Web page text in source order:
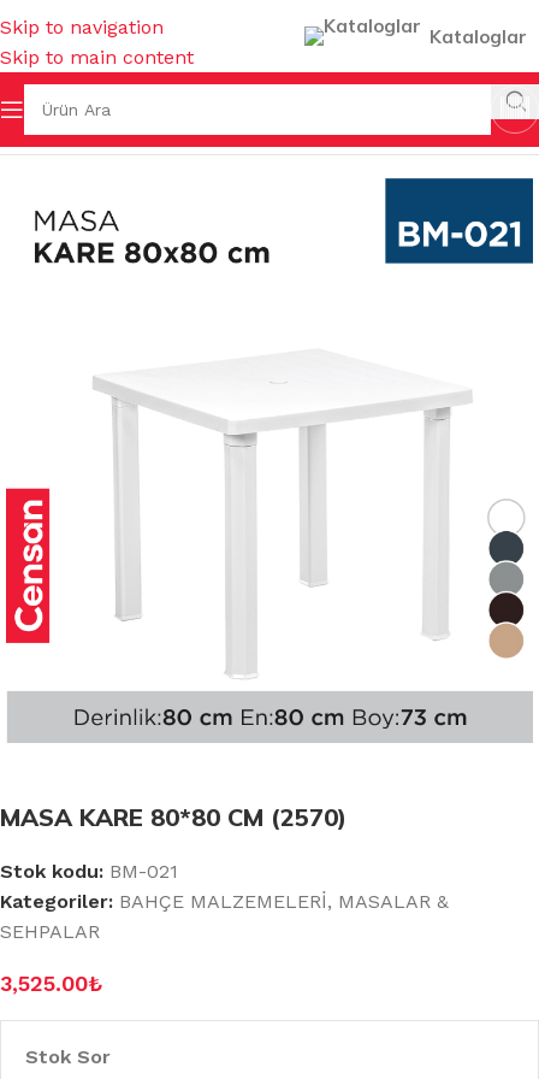
Skip to navigation
Skip to main content
Kataloglar
Ana Sayfa MASALAR & SEHPALAR
MASA KARE 80*80 CM (2570)
Stok kodu: BM-021
Kategoriler: BAHÇE MALZEMELERİ, MASALAR &
SEHPALAR
3,525.00₺
Stok Sor